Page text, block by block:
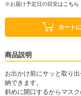
※お届け予定日の目安は こちら
カート
商品説明
お出かけ前にサッと取り
納できます。
斜めに開口するからマス